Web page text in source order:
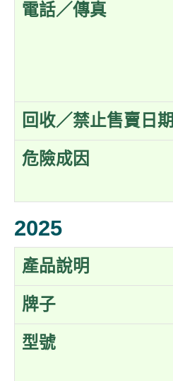
電話／傳真
回收／禁止售賣日期
危險成因
2025
產品說明
牌子
型號